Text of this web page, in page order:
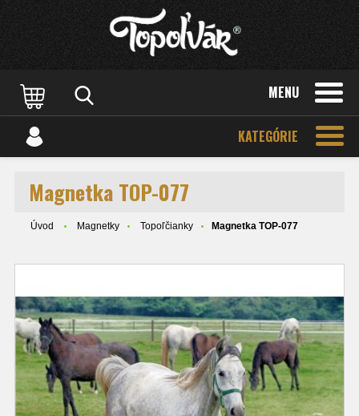
MENU
KATEGÓRIE
Magnetka TOP-077
Úvod Magnetky Topoľčianky Magnetka TOP-077